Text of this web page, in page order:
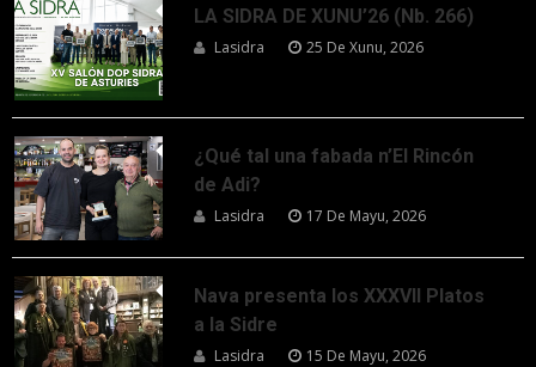
LA SIDRA DE XUNU’26 (Nb. 266)
Lasidra 25 De Xunu, 2026
¿Qué tal una fabada n’El Rincón
de Adi?
Lasidra 17 De Mayu, 2026
Nava presenta los XXXVII Platos
a la Sidre
Lasidra 15 De Mayu, 2026